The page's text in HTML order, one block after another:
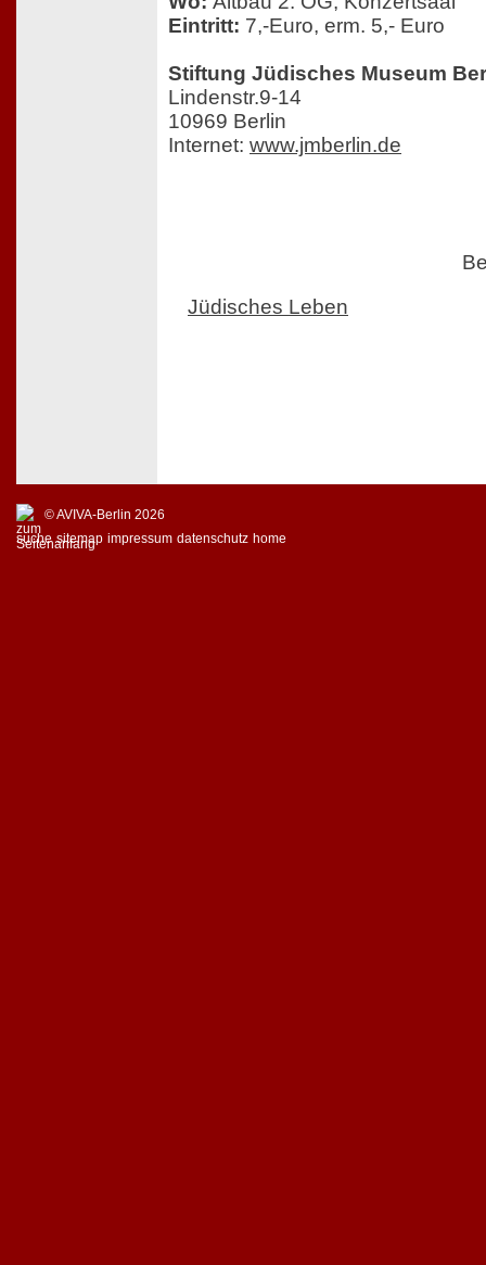
Eintritt: 7,-Euro, erm. 5,- Euro
Stiftung Jüdisches Museum
Lindenstr.9-14
10969 Berlin
Internet: www.jmberlin.de
Jüdisches Leben
© AVIVA-Berlin 2026
suche sitemap impressum datenschutz home